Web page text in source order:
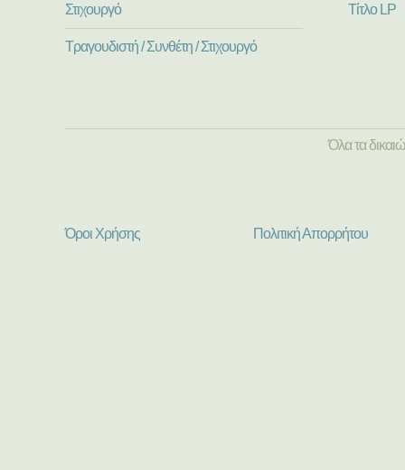
Στιχουργό
Τραγουδιστή / Συνθέτη / Στιχουργό
Τίτλο LP
Όλα τα
Όροι Χρήσης Πολιτική Απορρήτου